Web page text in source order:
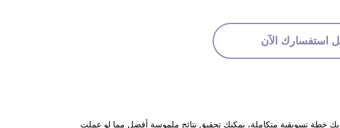
استفسارك الآن
لديك خطة تسويقية متكاملة، يمكنك تحقيق نتائج ملموسة أفضل مما لو عملت